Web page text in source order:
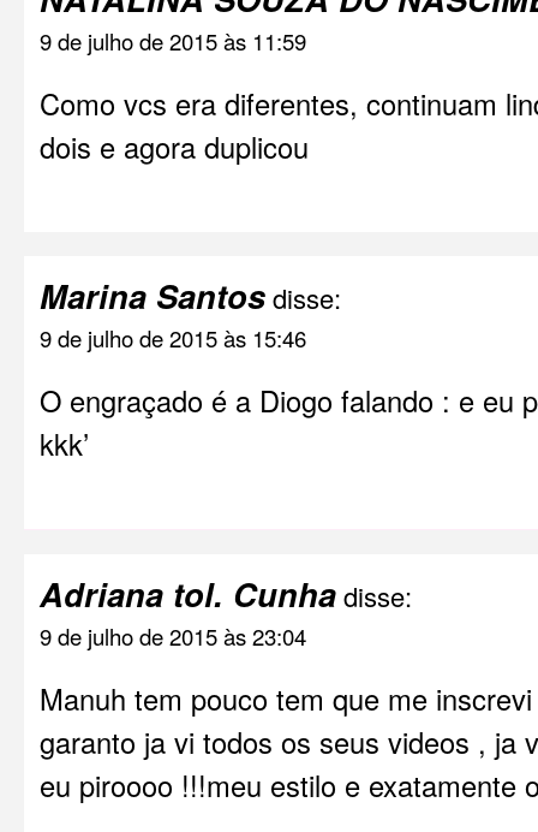
9 de julho de 2015 às 11:59
Como vcs era diferentes, continuam
dois e agora duplicou
Marina Santosdisse:
9 de julho de 2015 às 15:46
O engraçado é a Diogo falando : e eu
kkk’
Adriana tol. Cunhadisse:
9 de julho de 2015 às 23:04
Manuh tem pouco tem que me
garanto ja vi todos os seus videos , ja
eu piroooo !!!meu estilo e exatamente